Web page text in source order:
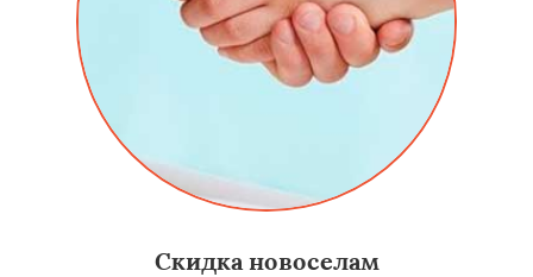
Скидка новоселам